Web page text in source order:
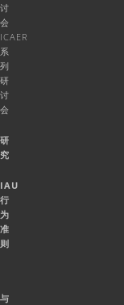
讨
会
ICAER
系
列
研
讨
会
研
究
IAU
行
为
准
则
与